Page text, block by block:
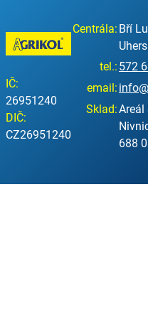
IČ:
26951240
DIČ:
CZ26951240
Centrála: Bří
tel.: 572
email:
Sklad:Areál
688